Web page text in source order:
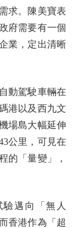
求。陳美寶表
府需要有一個
業，定出清晰
動駕駛車輛在
港以及西九文
場島大幅延伸
公里，可見在
的「量變」，
邁向「無人
香港作為「超